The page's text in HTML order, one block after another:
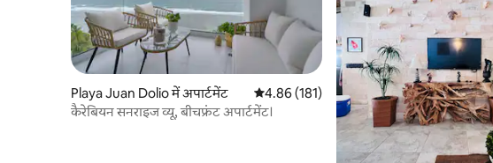
Playa Juan Dolio में अपार्टमेंट औसत रेटिंग 5 में से 4.86, 181 समीक्षाएँ
4.86 (181)
कैरेबियन सनराइज व्यू, बीचफ्रंट अपार्टमेंट।